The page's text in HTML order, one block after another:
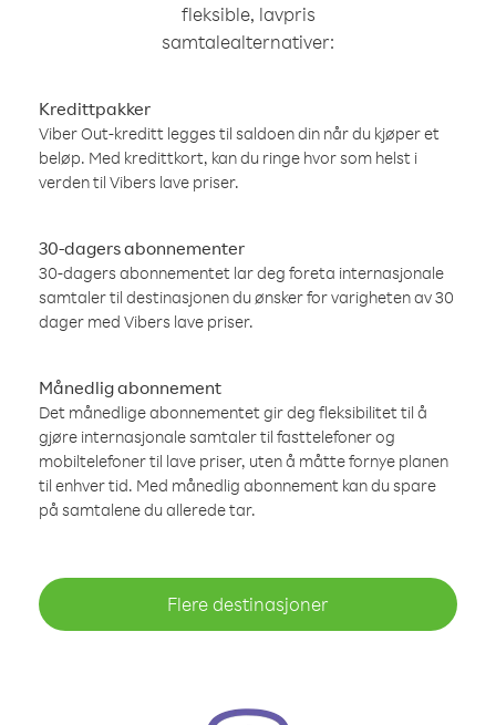
fleksible, lavpris
samtalealternativer:
Kredittpakker
Viber Out-kreditt legges til saldoen din når du kjøper et
beløp. Med kredittkort, kan du ringe hvor som helst i
verden til Vibers lave priser.
30-dagers abonnementer
30-dagers abonnementet lar deg foreta internasjonale
samtaler til destinasjonen du ønsker for varigheten av 30
dager med Vibers lave priser.
Månedlig abonnement
Det månedlige abonnementet gir deg fleksibilitet til å
gjøre internasjonale samtaler til fasttelefoner og
mobiltelefoner til lave priser, uten å måtte fornye planen
til enhver tid. Med månedlig abonnement kan du spare
på samtalene du allerede tar.
Flere destinasjoner